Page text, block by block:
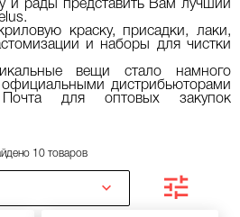
и рады представить Вам лучший
краску, присадки, лаки,
и наборы для чистки
вещи стало намного
дистрибьюторами
для оптовых закупок
10 товаров